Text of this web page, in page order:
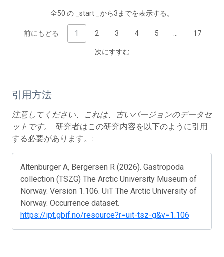
全50 の _start _から3までを表示する。
前にもどる 1 2 3 4 5 17
次にすすむ
引用方法
注意してください、これは、古いバージョンのデータセ
ットです。
研究者はこの研究内容を以下のように引用
する必要があります。:
Altenburger A, Bergersen R (2026). Gastropoda
collection (TSZG) The Arctic University Museum of
Norway. Version 1.106. UiT The Arctic University of
Norway. Occurrence dataset.
https://ipt.gbif.no/resource?r=uit-tsz-g&v=1.106